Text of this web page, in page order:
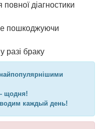
діагностики
пошкоджуючи
разі браку
щодня!
каждый день!